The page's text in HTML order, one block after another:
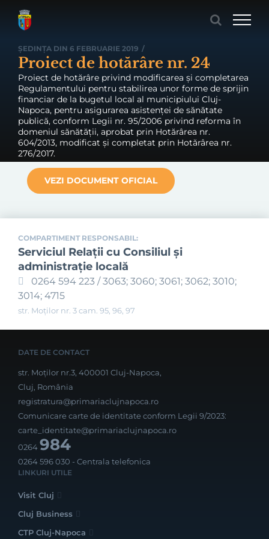
ȘEDINȚA DIN 6 FEBRUARIE 2019 /
Proiect de hotărâre nr. 24
Proiect de hotărâre privind modificarea și completarea
Regulamentului pentru stabilirea unor forme de sprijin
financiar de la bugetul local al municipiului Cluj-
Napoca, pentru asigurarea asistenței de sănătate
publică, conform Legii nr. 95/2006 privind reforma în
domeniul sănătății, aprobat prin Hotărârea nr.
604/2013, modificat și completat prin Hotărârea nr.
276/2017.
VEZI DOCUMENT OFICIAL
COMPARTIMENT RESPONSABIL:
Serviciul Relaţii cu Consiliul şi
administraţie locală
0264 594 223 / 3063; 3060; 3061; 3062; 3010;
3014; 4715
str. Moților nr. 3 cam. 95, 96, 97
DATE DE CONTACT
str. Moților nr.3, 400001 Cluj-Napoca,
Cluj, România
registratura@primariaclujnapoca.ro
Comunicare carte de identitate conform Legii 9/2023:
carte_identitate@primariaclujnapoca.ro
0264984
0264 596 030 - Centrala telefonica
LINKURI UTILE
Visit Cluj
Cluj Business
CTP Cluj-Napoca